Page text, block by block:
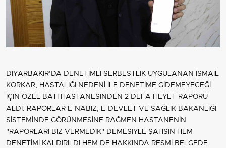
DİYARBAKIR’DA DENETİMLİ SERBESTLİK UYGULANAN İSMAİL
KORKAR, HASTALIĞI NEDENİ İLE DENETİME GİDEMEYECEĞİ
İÇİN ÖZEL BATI HASTANESİNDEN 2 DEFA HEYET RAPORU
ALDI. RAPORLAR E-NABIZ, E-DEVLET VE SAĞLIK BAKANLIĞI
SİSTEMİNDE GÖRÜNMESİNE RAĞMEN HASTANENİN
''RAPORLARI BİZ VERMEDİK'' DEMESİYLE ŞAHSIN HEM
DENETİMİ KALDIRILDI HEM DE HAKKINDA RESMİ BELGEDE